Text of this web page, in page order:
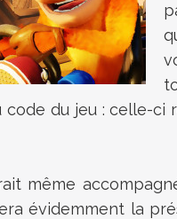
du jeu : celle-ci
même
évidemment la